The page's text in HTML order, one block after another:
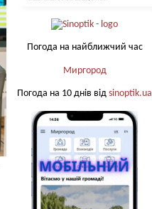
Погода на найближчий час
Миргород
Погода на 10 днів від sinoptik.ua